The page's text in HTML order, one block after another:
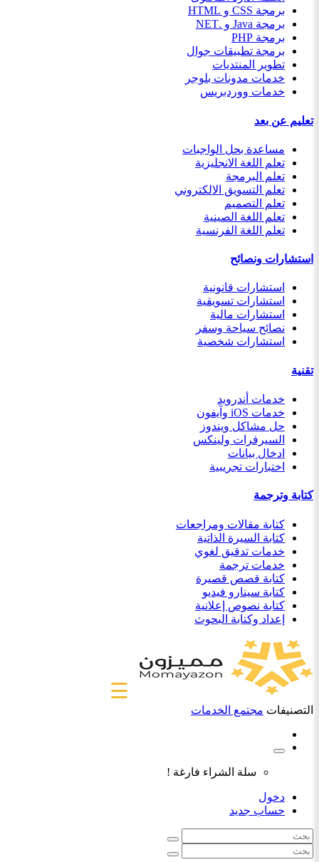
برمجة CSS و HTML
برمجة Java و .NET
برمجة PHP
برمجة تطبيقات جوال
تطوير المنتديات
خدمات مدونات بلوجر
خدمات ووردبريس
تعليم عن بعد
مساعدة بحل الواجبات
تعلم اللغة الانجليزية
تعلم البرمجة
تعلم التسويق الالكتروني
تعلم التصميم
تعلم اللغة الصينية
تعلم اللغة الفرنسية
استشارات ونصائح
استشارات قانونية
استشارات تسويقية
استشارات مالية
نصائح سياحة وسفر
استشارات شخصية
تقنية
خدمات أندرويد
خدمات iOS وآيفون
حل مشاكل ويندوز
السيرفرات ولينكس
ادخال بيانات
اختبارات تجريبية
كتابة وترجمة
كتابة مقالات ومراجعات
كتابة السيرة الذاتية
خدمات تدقيق لغوي
خدمات ترجمة
كتابة قصص قصيرة
كتابة سينارو فيديو
كتابة نصوص إعلانية
إعداد وكتابة البحوث
☰
التصنيفات مجتمع الخدمات
سلة الشراء فارغة !
دخول
حساب جديد